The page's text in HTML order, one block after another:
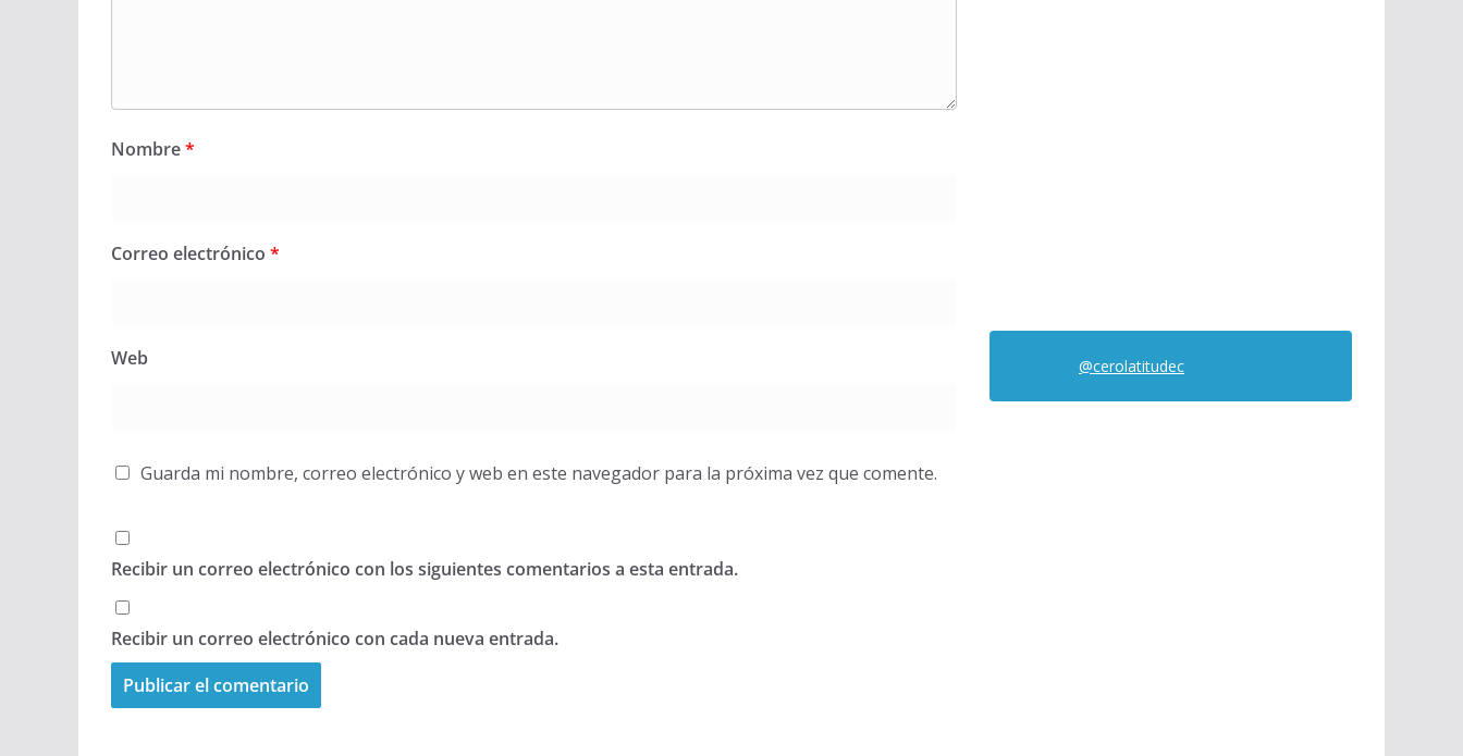
Nombre*
Correo electrónico *
Web
Guarda mi nombre, correo electrónico y web en este navegador para la próxima vez que comente.
Recibir un correo electrónico con los siguientes comentarios a esta entrada.
Recibir un correo electrónico con cada nueva entrada.
@cerolatitudec